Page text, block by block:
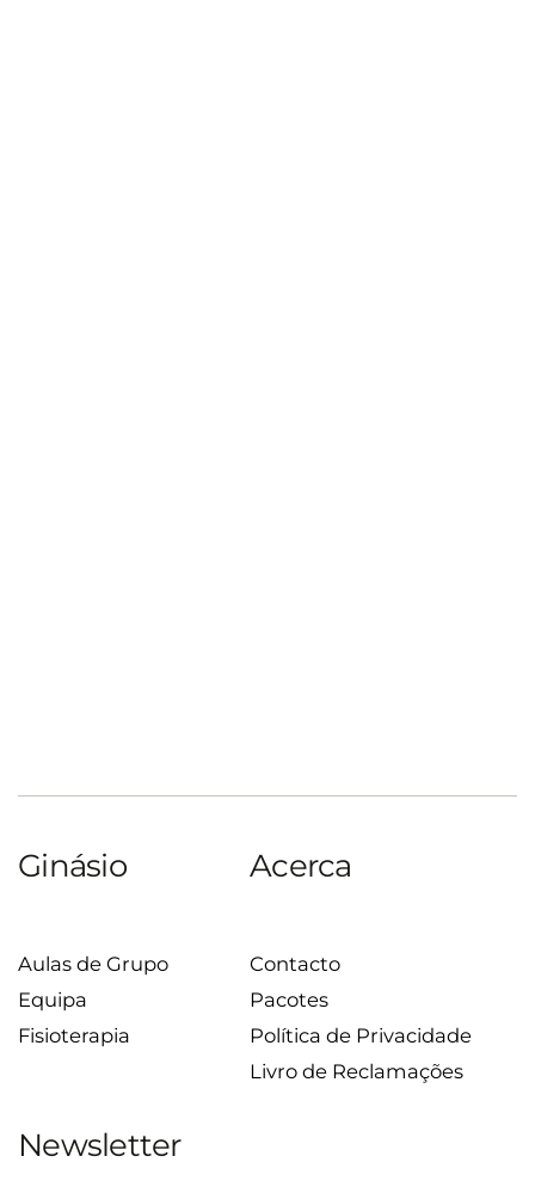
Ginásio
Aulas de Grupo
Equipa
Fisioterapia
Acerca
Contacto
Pacotes
Política de Privacidade
Livro de Reclamações
Newsletter